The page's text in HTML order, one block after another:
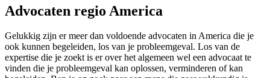
Advocaten regio America
Gelukkig zijn er meer dan voldoende advocaten in America die je
ook kunnen begeleiden, los van je probleemgeval. Los van de
expertise die je zoekt is er over het algemeen wel een advocaat te
vinden die je probleemgeval kan oplossen, verminderen of kan